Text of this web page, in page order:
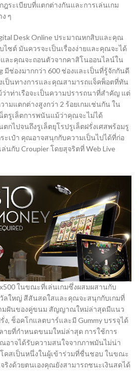
ระเบียบที่แตกต่างกันและการเล่นเกม
ๆ
Desk Online ประมาณหกสิบและคุณ
บไซต์ มันควรจะเป็นเรื่องง่ายและคุณจะได้
และคุณจะถอนตัวจากคาสิโนออนไลน์ใน
มีช่องมากกว่า 600 ช่องและเป็นที่รู้จักกันดี
เป็นทางการและคุณสามารถแจ็คพ็อตที่ทัน
ว่าท่าเรือจะเป็นความปรารถนาที่สำคัญ แต่
มแตกต่างสูงกว่า 2 ร้อยเกมเช่นกัน ใน
ตรูเล็ตการพนันแม้ว่าคุณจะไม่ได้
กไปจนถึงรูเล็ตยุโรปรูเล็ตฝรั่งเศสพร้อมรู
ะเป๋า คุณอาจสนุกกับความเป็นไปได้ที่ก่อ
นกับ Croupier โดยสุจริตที่ Web Live
ในขณะที่เล่นเกมซึ่งผสมผสานกับ
ลใหญ่ สีสันสดใสและคุณจะสนุกกับเกมที่
ามฝันของคู่ขนม สัญญาณใหม่ล่าสุดมีแนว
, ช็อคโกแลตบาร์และมี Gummy บรรจุได้
ายที่กำหนดขนมใหม่ล่าสุด การใช้การ
อาจได้รับความสนใจจากภาพมันไม่น่า
คสเป็นหนึ่งในผู้เข้าร่วมที่ชื่นชอบ ในขณะ
ริงด้วยตนเองคุณยังสามารถชนะเงินสดได้